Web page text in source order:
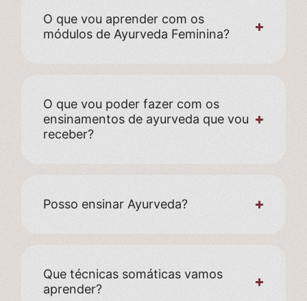
O que vou aprender com os
módulos de Ayurveda Feminina?
O que vou poder fazer com os
ensinamentos de ayurveda que vou
receber?
Posso ensinar Ayurveda?
Que técnicas somáticas vamos
aprender?